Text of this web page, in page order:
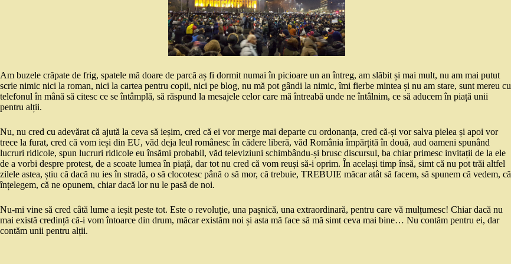
Am buzele crăpate de frig, spatele mă doare de parcă aș fi dormit numai în picioare un an întreg, am slăbit și mai mult, nu am mai putut
scrie nimic nici la roman, nici la cartea pentru copii, nici pe blog, nu mă pot gândi la nimic, îmi fierbe mintea și nu am stare, sunt mereu cu
telefonul în mână să citesc ce se întâmplă, să răspund la mesajele celor care mă întreabă unde ne întâlnim, ce să aducem în piață unii
pentru alții.
Nu, nu cred cu adevărat că ajută la ceva să ieșim, cred că ei vor merge mai departe cu ordonanța, cred că-și vor salva pielea și apoi vor
trece la furat, cred că vom ieși din EU, văd deja leul românesc în cădere liberă, văd România împărțită în două, aud oameni spunând
lucruri ridicole, spun lucruri ridicole eu însămi probabil, văd televiziuni schimbându-și brusc discursul, ba chiar primesc invitații de la ele
de a vorbi despre protest, de a scoate lumea în piață, dar tot nu cred că vom reuși să-i oprim. În același timp însă, simt că nu pot trăi altfel
zilele astea, știu că dacă nu ies în stradă, o să clocotesc până o să mor, că trebuie, TREBUIE măcar atât să facem, să spunem că vedem, că
înțelegem, că ne opunem, chiar dacă lor nu le pasă de noi.
Nu-mi vine să cred câtă lume a ieșit peste tot. Este o revoluție, una pașnică, una extraordinară, pentru care vă mulțumesc! Chiar dacă nu
mai există credință că-i vom întoarce din drum, măcar existăm noi și asta mă face să mă simt ceva mai bine… Nu contăm pentru ei, dar
contăm unii pentru alții.